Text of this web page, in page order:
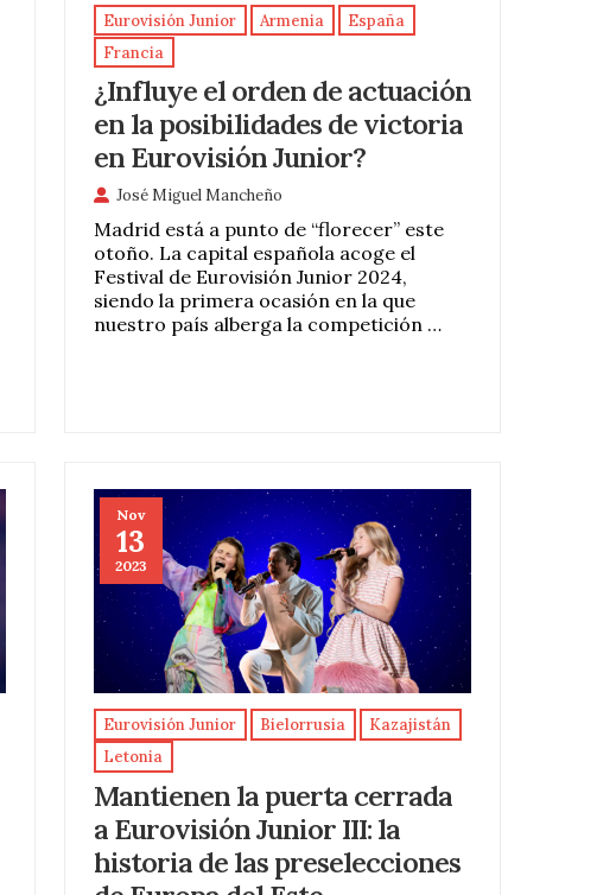
Eurovisión Junior Armenia
España
Francia
¿Influye el orden de actuación
en la posibilidades de victoria
en Eurovisión Junior?
José Miguel Mancheño
Madrid está a punto de “florecer” este
otoño. La capital española acoge el
Festival de Eurovisión Junior 2024,
siendo la primera ocasión en la que
nuestro país alberga la competición …
Nov
13
2023
Eurovisión Junior Bielorrusia
Kazajistán
Letonia
Mantienen la puerta cerrada
a Eurovisión Junior III: la
historia de las preselecciones